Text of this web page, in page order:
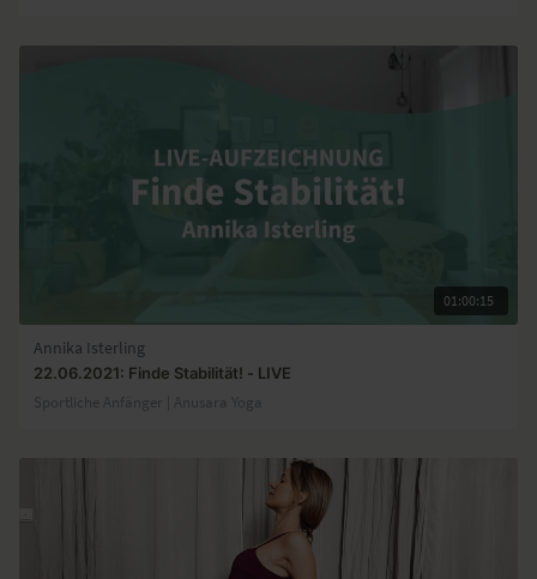
01:00:15
Annika Isterling
22.06.2021: Finde Stabilität! - LIVE
Sportliche Anfänger | Anusara Yoga